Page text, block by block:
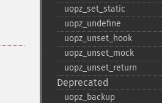
uopz_​set_​static
uopz_​undefine
uopz_​unset_​hook
uopz_​unset_​mock
uopz_​unset_​return
Deprecated
uopz_​backup